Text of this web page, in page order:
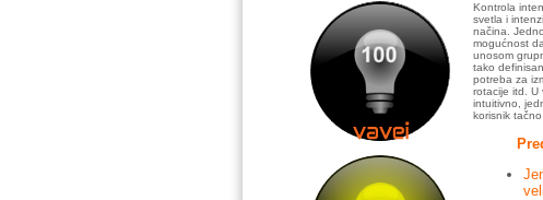
Kontrola
svetla i
načina.
mogućnost
unosom
tako
potreba za
rotacije itd. U
intuitivno,
korisnik